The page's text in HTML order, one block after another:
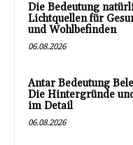
Die Bedeutung
Lichtquellen für
und Wohlbefinden
06.08.2026
Antar Bedeutung
Die Hintergründe
im Detail
06.08.2026